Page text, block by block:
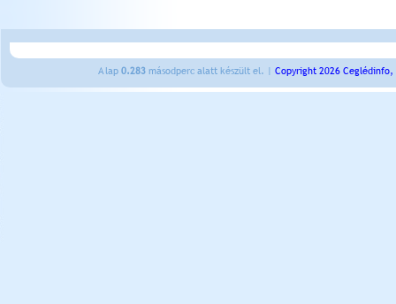
A lap 0.283 másodperc alatt készült el. | Copyright 2026